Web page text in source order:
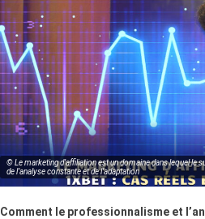
© Le marketing d’affiliation est un domaine dans lequel le
de l’analyse constante et de l’adaptation
Comment le professionnalisme et